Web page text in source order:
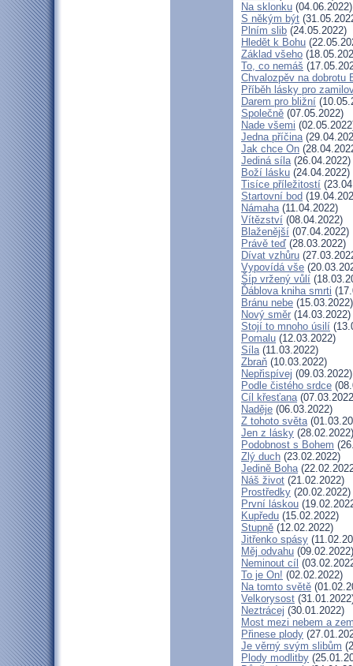
Na sklonku (04.06.2022)
S někým být
Plním slib (24.05.2022)
Hledět k Bohu
Základ všeho
To, co nemáš
Chvalozpěv na dobrotu
Příběh lásky pro
Darem pro bližní
Společně (07.05.2022)
Nade všemi
Jedna příčina
Jak chce On
Jediná síla(26.04.2022)
Boží lásku (24.04.2022)
Tisíce příležitostí
Startovní bod
Námaha(11.04.2022)
Vítězství (08.04.2022)
Blaženější (07.04.2022)
Právě teď (28.03.2022)
Dívat vzhůru
Vypovídá vše
Šíp vržený vůlí
Ďáblova kniha smrti
Bránu nebe (15.03.2022)
Nový směr (14.03.2022)
Stojí to mnoho úsilí
Pomalu (12.03.2022)
Síla(11.03.2022)
Zbraň (10.03.2022)
Nepřispívej (09.03.2022)
Podle čistého srdce
Cíl křesťana
Naděje (06.03.2022)
Z tohoto světa
Jen z lásky (28.02.2022)
Podobnost s Bohem
Zlý duch (23.02.2022)
Jedině Boha
Náš život (21.02.2022)
Prostředky (20.02.2022)
První láskou
Kupředu (15.02.2022)
Stupně (12.02.2022)
Jitřenko spásy
Měj odvahu (09.02.2022)
Neminout cíl
To je On! (02.02.2022)
Na tomto světě
Velkorysost
Neztrácej (30.01.2022)
Most mezi nebem a
Přinese plody
Je věrný svým slibům
Plody modlitby